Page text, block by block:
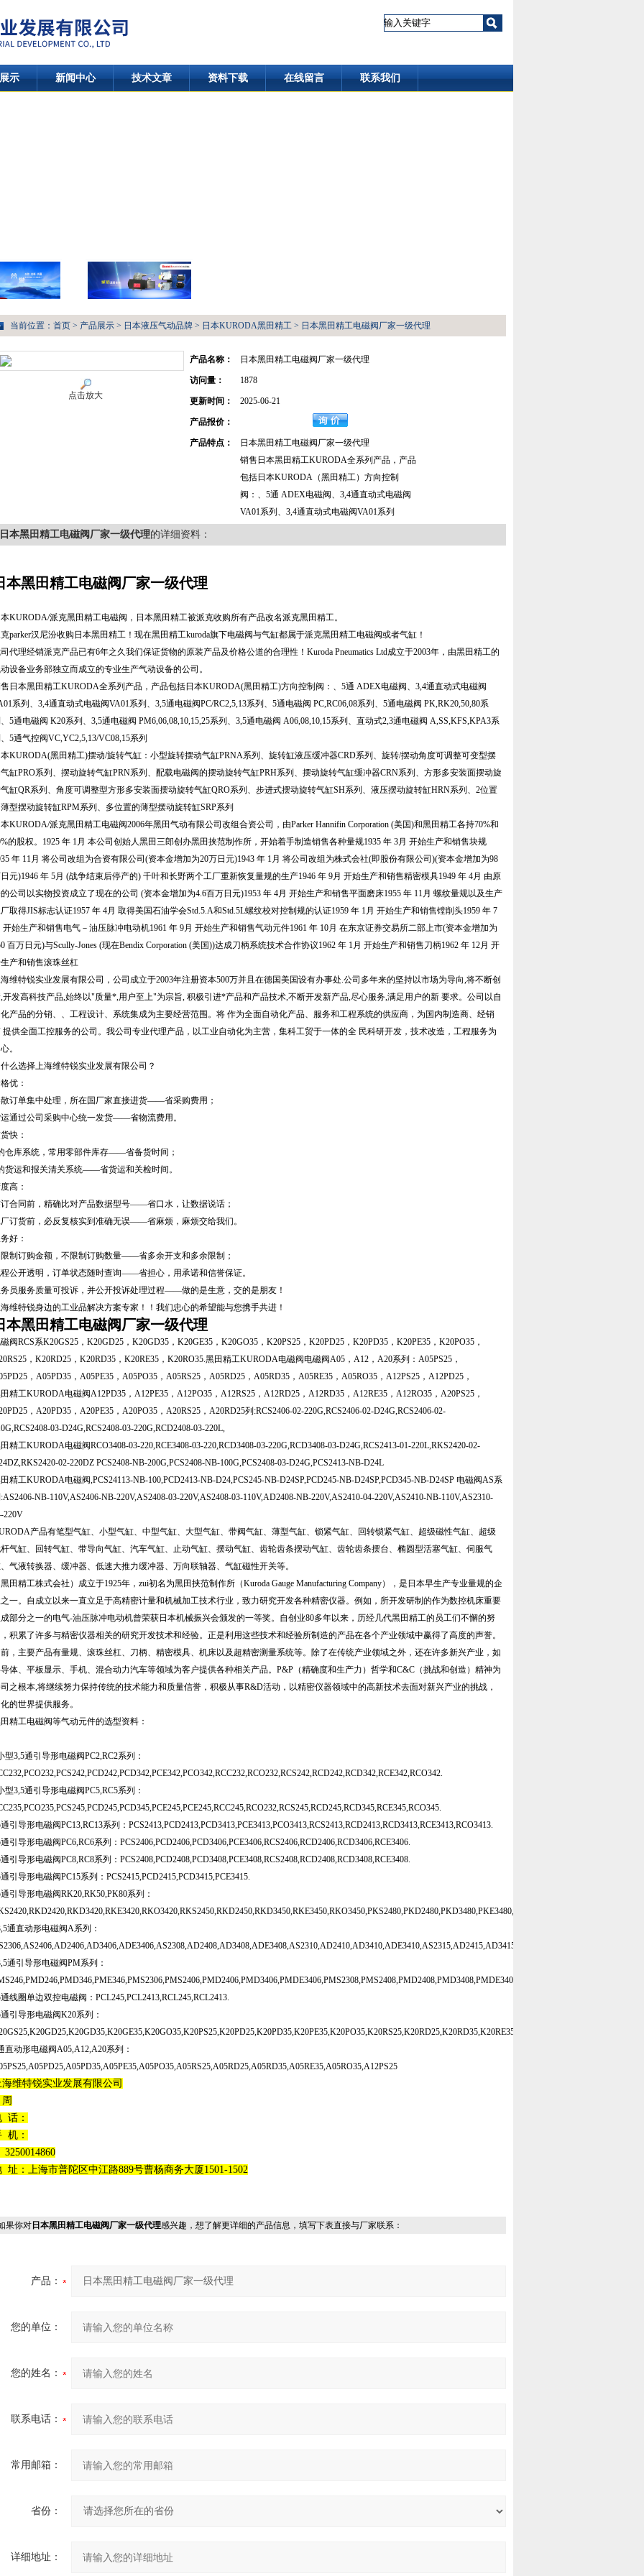
示 新闻中心 技术文章 资料下载 在线留言 联系我们
当前位置： 首页 > 产品展示 > 日本液压气动品牌 > 日本KURODA黑田精工 > 日本黑田精工电磁阀厂家一级代理
点击放大
产品名称： 日本黑田精工电磁阀厂家一级代理
访问量： 1878
更新时间： 2025-06-21
产品报价：
产品特点：
日本黑田精工电磁阀厂家一级代理
销售日本黑田精工KURODA全系列产品，产品
包括日本KURODA（黑田精工）方向控制
阀：、5通 ADEX电磁阀、3,4通直动式电磁阀
VA01系列、3,4通直动式电磁阀VA01系列
日本黑田精工电磁阀厂家一级代理的详细资料：
本黑田精工电磁阀厂家一级代理
KURODA/派克黑田精工电磁阀，日本黑田精工被派克收购所有产品改名派克黑田精工。
parker汉尼汾收购日本黑田精工！现在黑田精工kuroda旗下电磁阀与气缸都属于派克黑田精工电磁阀或者气缸！
代理经销派克产品已有6年之久我们保证货物的原装产品及价格公道的合理性！Kuroda Pneumatics Ltd成立于2003年，由黑田精工的
设备业务部独立而成立的专业生产气动设备的公司。
日本黑田精工KURODA全系列产品，产品包括日本KURODA(黑田精工)方向控制阀：、5通 ADEX电磁阀、3,4通直动式电磁阀
系列、3,4通直动式电磁阀VA01系列、3,5通电磁阀PC/RC2,5,13系列、5通电磁阀 PC,RC06,08系列、5通电磁阀 PK,RK20,50,80系
5通电磁阀 K20系列、3,5通电磁阀 PM6,06,08,10,15,25系列、3,5通电磁阀 A06,08,10,15系列、直动式2,3通电磁阀 A,SS,KFS,KPA3系
5通气控阀VC,YC2,5,13/VC08,15系列
KURODA(黑田精工)摆动/旋转气缸：小型旋转摆动气缸PRNA系列、旋转缸液压缓冲器CRD系列、旋转/摆动角度可调整可变型摆
缸PRO系列、摆动旋转气缸PRN系列、配载电磁阀的摆动旋转气缸PRH系列、摆动旋转气缸缓冲器CRN系列、方形多安装面摆动旋
缸QR系列、角度可调整型方形多安装面摆动旋转气缸QRO系列、步进式摆动旋转气缸SH系列、液压摆动旋转缸HRN系列、2位置
型摆动旋转缸RPM系列、多位置的薄型摆动旋转缸SRP系列
KURODA/派克黑田精工电磁阀2006年黑田气动有限公司改组合资公司，由Parker Hannifin Corporation (美国)和黑田精工各持70%和
的股权。1925 年 1月 本公司创始人黑田三郎创办黑田挟范制作所，开始着手制造销售各种量规1935 年 3月 开始生产和销售块规
年 11月 将公司改组为合资有限公司(资本金增加为20万日元)1943 年 1月 将公司改组为株式会社(即股份有限公司)(资本金增加为98
元)1946 年 5月 (战争结束后停产的) 千叶和长野两个工厂重新恢复量规的生产1946 年 9月 开始生产和销售精密模具1949 年 4月 由原
公司以实物投资成立了现在的公司 (资本金增加为4.6百万日元)1953 年 4月 开始生产和销售平面磨床1955 年 11月 螺纹量规以及生产
取得JIS标志认证1957 年 4月 取得美国石油学会Std.5.A和Std.5L螺纹校对控制规的认证1959 年 1月 开始生产和销售镗削头1959 年 7
开始生产和销售电气－油压脉冲电动机1961 年 9月 开始生产和销售气动元件1961 年 10月 在东京证券交易所二部上市(资本金增加为
百万日元)与Scully-Jones (现在Bendix Corporation (美国))达成刀柄系统技术合作协议1962 年 1月 开始生产和销售刀柄1962 年 12月 开
产和销售滚珠丝杠
维特锐实业发展有限公司，公司成立于2003年注册资本500万并且在德国美国设有办事处.公司多年来的坚持以市场为导向,将不断创
开发高科技产品,始终以"质量*,用户至上"为宗旨, 积极引进*产品和产品技术,不断开发新产品,尽心服务,满足用户的新 要求。公司以自
产品的分销、、工程设计、系统集成为主要经营范围。将 作为全面自动化产品、服务和工程系统的供应商，为国内制造商、经销
提供全面工控服务的公司。我公司专业代理产品，以工业自动化为主营，集科工贸于一体的全 民科研开发，技术改造，工程服务为
。
么选择上海维特锐实业发展有限公司？
优：
订单集中处理，所在国厂家直接进货——省采购费用；
通过公司采购中心统一发货——省物流费用。
快：
仓库系统，常用零部件库存——省备货时间；
货运和报关清关系统——省货运和关检时间。
高：
合同前，精确比对产品数据型号——省口水，让数据说话；
订货前，必反复核实到准确无误——省麻烦，麻烦交给我们。
好：
制订购金额，不限制订购数量——省多余开支和多余限制；
公开透明，订单状态随时查询——省担心，用承诺和信誉保证。
员服务质量可投诉，并公开投诉处理过程——做的是生意，交的是朋友！
维特锐身边的工业品解决方案专家！！我们忠心的希望能与您携手共进！
本黑田精工电磁阀厂家一级代理
阀RCS系K20GS25，K20GD25，K20GD35，K20GE35，K20GO35，K20PS25，K20PD25，K20PD35，K20PE35，K20PO35，
，K20RD25，K20RD35，K20RE35，K20RO35.黑田精工KURODA电磁阀电磁阀A05，A12，A20系列：A05PS25，
，A05PD35，A05PE35，A05PO35，A05RS25，A05RD25，A05RD35，A05RE35，A05RO35，A12PS25，A12PD25，
精工KURODA电磁阀A12PD35，A12PE35，A12PO35，A12RS25，A12RD25，A12RD35，A12RE35，A12RO35，A20PS25，
，A20PD35，A20PE35，A20PO35，A20RS25，A20RD25列:RCS2406-02-220G,RCS2406-02-D24G,RCS2406-02-
03-D24G,RCS2408-03-220G,RCD2408-03-220L,
精工KURODA电磁阀RCO3408-03-220,RCE3408-03-220,RCD3408-03-220G,RCD3408-03-D24G,RCS2413-01-220L,RKS2420-02-
02-220DZ PCS2408-NB-200G,PCS2408-NB-100G,PCS2408-03-D24G,PCS2413-NB-D24L
精工KURODA电磁阀,PCS24113-NB-100,PCD2413-NB-D24,PCS245-NB-D24SP,PCD245-NB-D24SP,PCD345-NB-D24SP 电磁阀AS系
NB-110V,AS2406-NB-220V,AS2408-03-220V,AS2408-03-110V,AD2408-NB-220V,AS2410-04-220V,AS2410-NB-110V,AS2310-
220V
产品有笔型气缸、小型气缸、中型气缸、大型气缸、带阀气缸、薄型气缸、锁紧气缸、回转锁紧气缸、超级磁性气缸、超级
气缸、回转气缸、带导向气缸、汽车气缸、止动气缸、摆动气缸、齿轮齿条摆动气缸、齿轮齿条摆台、椭圆型活塞气缸、伺服气
气液转换器、缓冲器、低速大推力缓冲器、万向联轴器、气缸磁性开关等。
田精工株式会社）成立于1925年，zui初名为黑田挟范制作所（Kuroda Gauge Manufacturing Company），是日本早生产专业量规的企
一。自成立以来一直立足于高精密计量和机械加工技术行业，致力研究开发各种精密仪器。例如，所开发研制的作为数控机床重要
部分之一的电气-油压脉冲电动机曾荣获日本机械振兴会颁发的一等奖。自创业80多年以来，历经几代黑田精工的员工们不懈的努
积累了许多与精密仪器相关的研究开发技术和经验。正是利用这些技术和经验所制造的产品在各个产业领域中赢得了高度的声誉。
，主要产品有量规、滚珠丝杠、刀柄、精密模具、机床以及超精密测量系统等。除了在传统产业领域之外，还在许多新兴产业，如
体、平板显示、手机、混合动力汽车等领域为客户提供各种相关产品。P&P（精确度和生产力）哲学和C&C（挑战和创造）精神为
之根本,将继续努力保持传统的技术能力和质量信誉，积极从事R&D活动，以精密仪器领域中的高新技术去面对新兴产业的挑战，
的世界提供服务。
精工电磁阀等气动元件的选型资料：
型3,5通引导形电磁阀PC2,RC2系列：
型3,5通引导形电磁阀PC5,RC5系列：
引导形电磁阀PC13,RC13系列：PCS2413,PCD2413,PCD3413,PCE3413,PCO3413,RCS2413,RCD2413,RCD3413,RCE3413,RCO3413.
引导形电磁阀PC6,RC6系列：PCS2406,PCD2406,PCD3406,PCE3406,RCS2406,RCD2406,RCD3406,RCE3406.
引导形电磁阀PC8,RC8系列：PCS2408,PCD2408,PCD3408,PCE3408,RCS2408,RCD2408,RCD3408,RCE3408.
引导形电磁阀PC15系列：PCS2415,PCD2415,PCD3415,PCE3415.
引导形电磁阀RK20,RK50,PK80系列：
通直动形电磁阀A系列：
通引导形电磁阀PM系列：
线圈单边双控电磁阀：PCL245,PCL2413,RCL245,RCL2413.
引导形电磁阀K20系列：
直动形电磁阀A05,A12,A20系列：
海维特锐实业发展有限公司
话：
机：
3250014860
址：上海市普陀区中江路889号曹杨商务大厦1501-1502
你对 日本黑田精工电磁阀厂家一级代理感兴趣，想了解更详细的产品信息，填写下表直接与厂家联系：
产品：
您的单位：
您的姓名：
联系电话：
常用邮箱：
省份：
详细地址：